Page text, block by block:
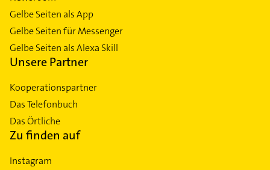
Gelbe Seiten als App
Gelbe Seiten für Messenger
Gelbe Seiten als Alexa Skill
Unsere Partner
Kooperationspartner
Das Telefonbuch
Das Örtliche
Zu finden auf
Instagram